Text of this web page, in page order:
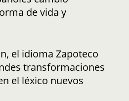
de vida y
el idioma Zapoteco
transformaciones
el léxico nuevos